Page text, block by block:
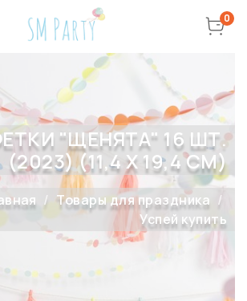
0
"ЩЕНЯТА" 16 ШТ.
(2023) (11,4 X 19,4 СМ)
Товары для праздника
Успей купить